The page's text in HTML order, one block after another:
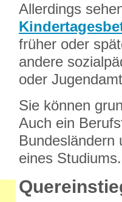
Allerdings
früher oder
andere
oder
Sie können
Auch ein
Bundesländern
eines Studiums.